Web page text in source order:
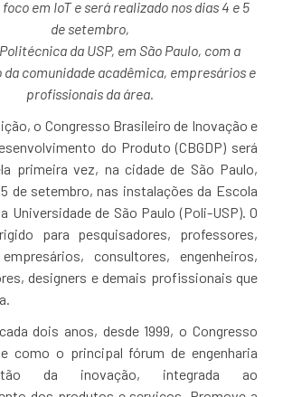
em IoT e será realizado nos dias 4 e 5
de setembro,
da USP, em São Paulo, com a
comunidade acadêmica, empresários e
profissionais da área.
o Congresso Brasileiro de Inovação e
do Produto (CBGDP) será
primeira vez, na cidade de São Paulo,
de setembro, nas instalações da Escola
Universidade de São Paulo (Poli-USP). O
para pesquisadores, professores,
consultores, engenheiros,
designers e demais profissionais que
dois anos, desde 1999, o Congresso
como o principal fórum de engenharia
da inovação, integrada ao